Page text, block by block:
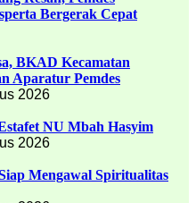
Bergerak Cepat
BKAD Kecamatan
Aparatur Pemdes
2026
NU Mbah Hasyim
2026
Mengawal Spiritualitas